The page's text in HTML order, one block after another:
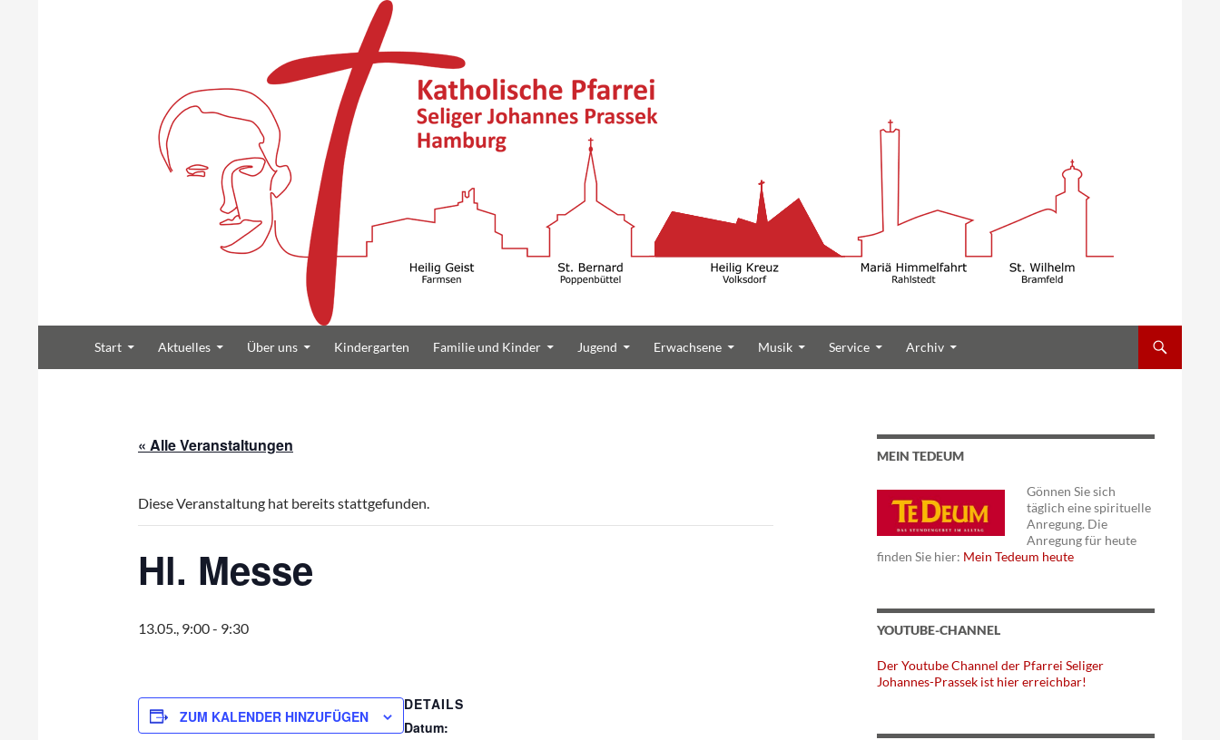
Heilig Kreuz Volksdorf
Start Aktuelles Über uns Kindergarten Familie und Kinder Jugend Erwachsene Musik Service Archiv
« Alle Veranstaltungen
Diese Veranstaltung hat bereits stattgefunden.
Hl. Messe
13.05., 9:00- 9:30
ZUM KALENDER HINZUFÜGEN
DETAILS
Datum:
MEIN TEDEUM
Gönnen Sie sich
täglich eine spirituelle
Anregung. Die
Anregung für heute
finden Sie hier: Mein Tedeum heute
YOUTUBE-CHANNEL
Der Youtube Channel der Pfarrei Seliger
Johannes-Prassek ist hier erreichbar!